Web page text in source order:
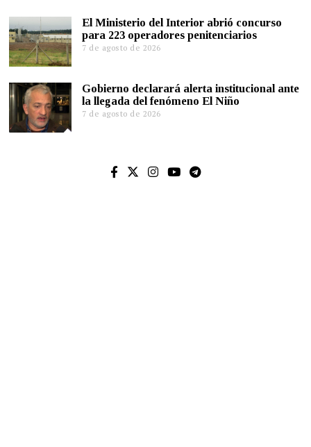
El Ministerio del Interior abrió concurso
para 223 operadores penitenciarios
7 de agosto de 2026
Gobierno declarará alerta institucional ante
la llegada del fenómeno El Niño
7 de agosto de 2026